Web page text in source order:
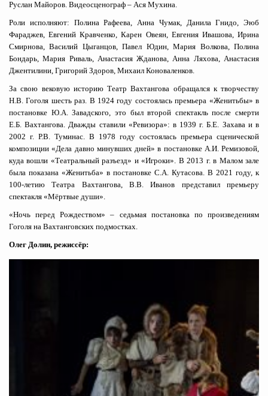
Руслан Майоров. Видеосценограф – Ася Мухина.
Роли исполняют: Полина Рафеева, Анна Чумак, Данила Гнидо, Эюб
Фараджев, Евгений Кравченко, Карен Овеян, Евгения Ивашова, Ирина
Смирнова, Василий Цыганцов, Павел Юдин, Мария Волкова, Полина
Бондарь, Мария Риваль, Анастасия Жданова, Анна Ляхова, Анастасия
Джентилини, Григорий Здоров, Михаил Коноваленков.
За свою вековую историю Театр Вахтангова обращался к творчеству
Н.В. Гоголя шесть раз. В 1924 году состоялась премьера «Женитьбы» в
постановке Ю.А. Завадского, это был второй спектакль после смерти
Е.Б. Вахтангова. Дважды ставили «Ревизора»: в 1939 г. Б.Е. Захава и в
2002 г. Р.В. Туминас. В 1978 году состоялась премьера сценической
композиции «Дела давно минувших дней» в постановке А.И. Ремизовой,
куда вошли «Театральный разъезд» и «Игроки». В 2013 г. в Малом зале
была показана «Женитьба» в постановке С.А. Кутасова. В 2021 году, к
100-летию Театра Вахтангова, В.В. Иванов представил премьеру
спектакля «Мёртвые души».
«Ночь перед Рождеством» – седьмая постановка по произведениям
Гоголя на Вахтанговских подмостках.
Олег Долин, режиссёр: